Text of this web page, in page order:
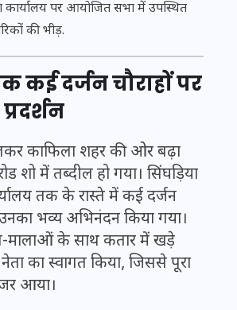
कार्यालय पर आयोजित सभा में उपस्थित
की भीड़.
कई दर्जन चौराहों पर
काफिला शहर की ओर बढ़ा
शो में तब्दील हो गया। सिंघड़िया
तक के रास्ते में कई दर्जन
उनका भव्य अभिनंदन किया गया।
मालाओं के साथ कतार में खड़े
का स्वागत किया, जिससे पूरा
आया।